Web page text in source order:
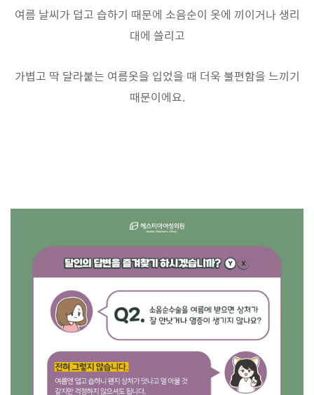
여름 날씨가 덥고 습하기 때문에 소음순이 옷에 끼이거나 생리
대에 쓸리고
가볍고 딱 달라붙는 여름옷을 입었을 때 더욱 불편함을 느끼기
때문이에요.